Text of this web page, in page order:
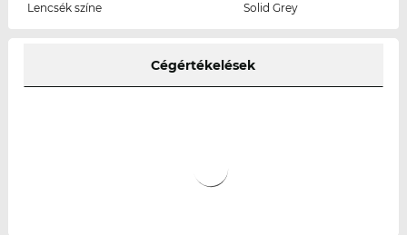
Lencsék színe
Solid Grey
Cégértékelések